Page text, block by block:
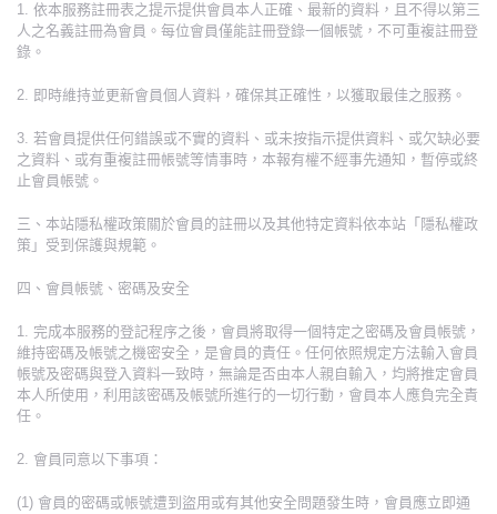
1. 依本服務註冊表之提示提供會員本人正確、最新的資料，且不得以第三
人之名義註冊為會員。每位會員僅能註冊登錄一個帳號，不可重複註冊登
錄。
2. 即時維持並更新會員個人資料，確保其正確性，以獲取最佳之服務。
3. 若會員提供任何錯誤或不實的資料、或未按指示提供資料、或欠缺必要
之資料、或有重複註冊帳號等情事時，本報有權不經事先通知，暫停或終
止會員帳號。
三、本站隱私權政策關於會員的註冊以及其他特定資料依本站「隱私權政
策」受到保護與規範。
四、會員帳號、密碼及安全
1. 完成本服務的登記程序之後，會員將取得一個特定之密碼及會員帳號，
維持密碼及帳號之機密安全，是會員的責任。任何依照規定方法輸入會員
帳號及密碼與登入資料一致時，無論是否由本人親自輸入，均將推定會員
本人所使用，利用該密碼及帳號所進行的一切行動，會員本人應負完全責
任。
2. 會員同意以下事項：
(1) 會員的密碼或帳號遭到盜用或有其他安全問題發生時，會員應立即通